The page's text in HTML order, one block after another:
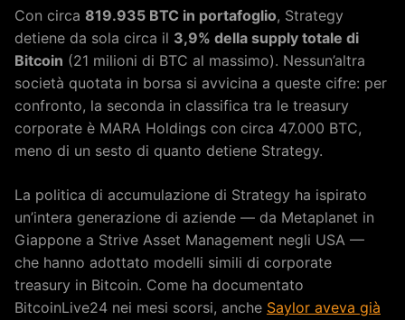
Con circa 819.935 BTC in portafoglio, Strategy
detiene da sola circa il 3,9% della supply totale di
Bitcoin (21 milioni di BTC al massimo). Nessun’altra
società quotata in borsa si avvicina a queste cifre: per
confronto, la seconda in classifica tra le treasury
corporate è MARA Holdings con circa 47.000 BTC,
meno di un sesto di quanto detiene Strategy.
La politica di accumulazione di Strategy ha ispirato
un’intera generazione di aziende — da Metaplanet in
Giappone a Strive Asset Management negli USA —
che hanno adottato modelli simili di corporate
treasury in Bitcoin. Come ha documentato
BitcoinLive24 nei mesi scorsi, anche Saylor aveva già